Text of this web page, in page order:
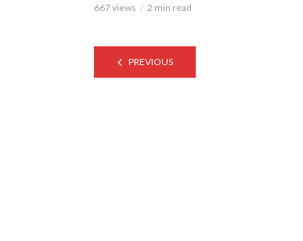
667 views 2 min read
PREVIOUS